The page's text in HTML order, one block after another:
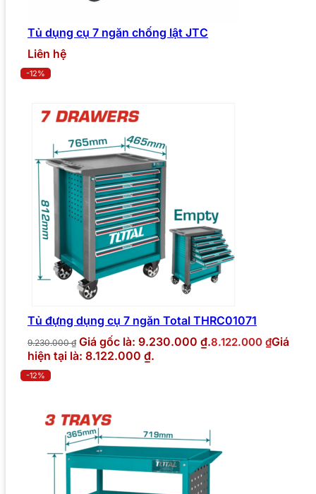
Tủ dụng cụ 7 ngăn chống lật JTC
Liên hệ
-12%
Tủ đựng dụng cụ 7 ngăn Total THRC01071
9.230.000₫ Giá gốc là: 9.230.000 ₫.8.122.000 ₫Giá
hiện tại là: 8.122.000 ₫.
-12%